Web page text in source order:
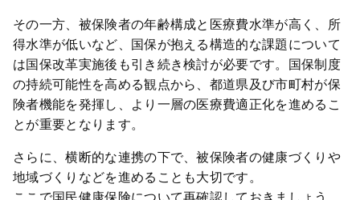
その一方、被保険者の年齢構成と医療費水準が高く、所
得水準が低いなど、国保が抱える構造的な課題について
は国保改革実施後も引き続き検討が必要です。国保制度
の持続可能性を高める観点から、都道県及び市町村が保
険者機能を発揮し、より一層の医療費適正化を進めるこ
とが重要となります。
さらに、横断的な連携の下で、被保険者の健康づくりや
地域づくりなどを進めることも大切です。
ここで国民健康保険について再確認しておきましょう。